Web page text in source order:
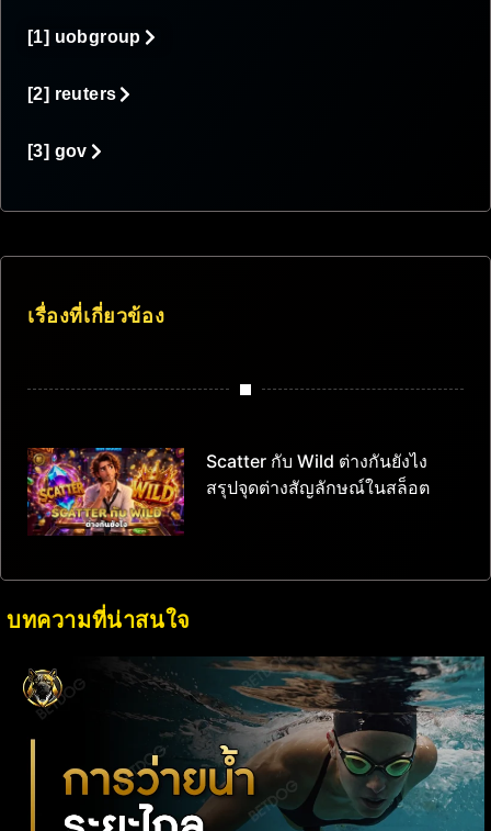
[1] uobgroup
[2] reuters
[3] gov
เรื่องที่เกี่ยวข้อง
Scatter กับ Wild ต่างกันยังไง
สรุปจุดต่างสัญลักษณ์ในสล็อต
บทความที่น่าสนใจ